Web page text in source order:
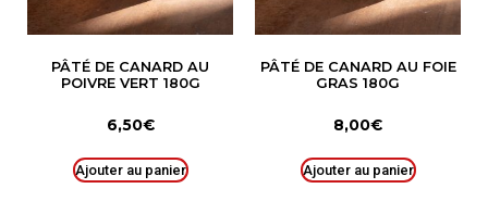
PÂTÉ DE CANARD AU
POIVRE VERT 180G
6,50€
Ajouter au panier
PÂTÉ DE CANARD AU FOIE
GRAS 180G
8,00€
Ajouter au panier